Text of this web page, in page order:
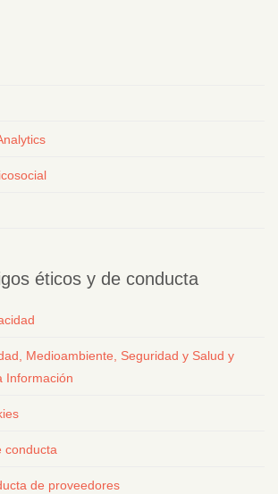
éticos y de conducta
Medioambiente, Seguridad y Salud y
Información
conducta
de proveedores